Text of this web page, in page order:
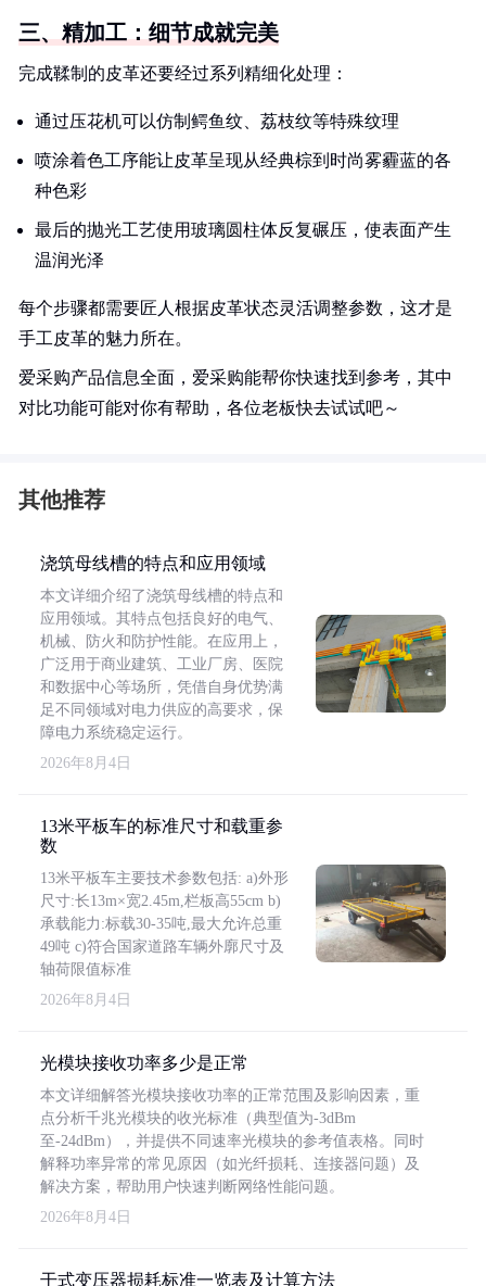
三、精加工：细节成就完美
完成鞣制的皮革还要经过系列精细化处理：
通过压花机可以仿制鳄鱼纹、荔枝纹等特殊纹理
喷涂着色工序能让皮革呈现从经典棕到时尚雾霾蓝的各
种色彩
最后的抛光工艺使用玻璃圆柱体反复碾压，使表面产生
温润光泽
每个步骤都需要匠人根据皮革状态灵活调整参数，这才是
手工皮革的魅力所在。
爱采购产品信息全面，爱采购能帮你快速找到参考，其中
对比功能可能对你有帮助，各位老板快去试试吧～
其他推荐
浇筑母线槽的特点和应用领域
本文详细介绍了浇筑母线槽的特点和
应用领域。其特点包括良好的电气、
机械、防火和防护性能。在应用上，
广泛用于商业建筑、工业厂房、医院
和数据中心等场所，凭借自身优势满
足不同领域对电力供应的高要求，保
障电力系统稳定运行。
2026年8月4日
13米平板车的标准尺寸和载重参
数
13米平板车主要技术参数包括: a)外形
尺寸:长13m×宽2.45m,栏板高55cm b)
承载能力:标载30-35吨,最大允许总重
49吨 c)符合国家道路车辆外廓尺寸及
轴荷限值标准
2026年8月4日
光模块接收功率多少是正常
本文详细解答光模块接收功率的正常范围及影响因素，重
点分析千兆光模块的收光标准（典型值为-3dBm
至-24dBm），并提供不同速率光模块的参考值表格。同时
解释功率异常的常见原因（如光纤损耗、连接器问题）及
解决方案，帮助用户快速判断网络性能问题。
2026年8月4日
干式变压器损耗标准一览表及计算方法